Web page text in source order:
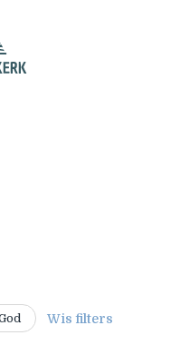
Wis filters